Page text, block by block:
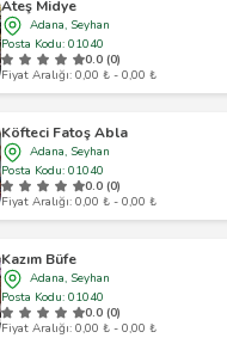
Ateş Midye
Adana, Seyhan
Posta Kodu: 01040
0.0 (0)
Fiyat Aralığı: 0,00 ₺ - 0,00 ₺
Köfteci Fatoş Abla
Adana, Seyhan
Posta Kodu: 01040
0.0 (0)
Fiyat Aralığı: 0,00 ₺ - 0,00 ₺
Kazım Büfe
Adana, Seyhan
Posta Kodu: 01040
0.0 (0)
Fiyat Aralığı: 0,00 ₺ - 0,00 ₺